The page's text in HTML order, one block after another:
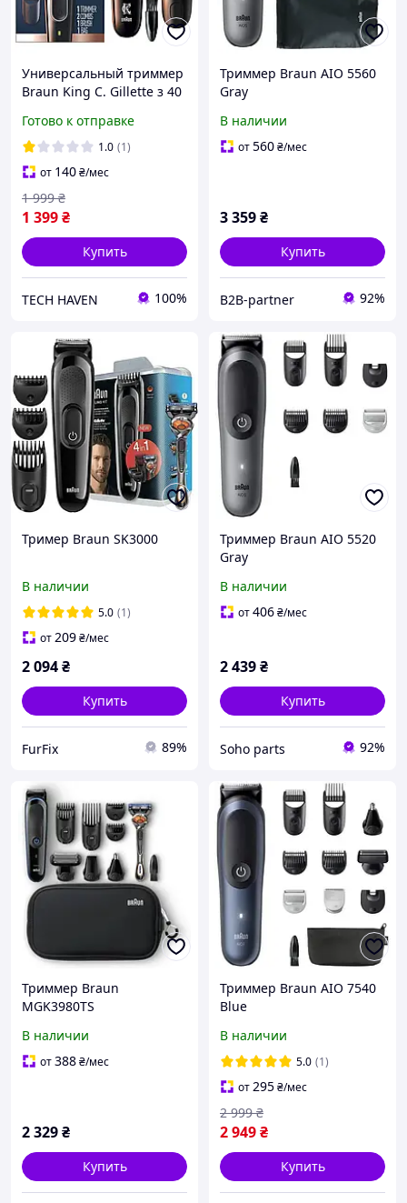
Универсальный триммер
Braun King C. Gillette з 40
(Поврежденная коробка)
Готово к отправке
1.0 (1)
от 140₴/мес
1 399₴
1 999 ₴
Купить
TECH HAVEN 100%
Триммер Braun AIO 5560
Gray
В наличии
от560₴/мес
3 359₴
Купить
B2B-partner 92%
Тример Braun SK3000
В наличии
5.0 (1)
от209₴/мес
2 094₴
Купить
FurFix 89%
Триммер Braun AIO 5520
Gray
В наличии
от406₴/мес
2 439₴
Купить
Soho parts 92%
Триммер Braun
MGK3980TS
В наличии
от388₴/мес
2 329₴
Купить
Триммер Braun AIO 7540
Blue
В наличии
5.0 (1)
от295₴/мес
2 949₴
2 999 ₴
Купить